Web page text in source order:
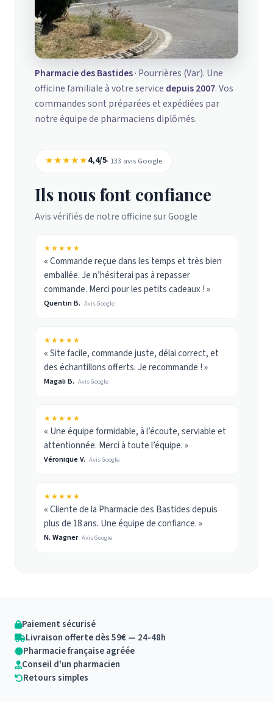
Pharmacie des Bastides· Pourrières (Var). Une
officine familiale à votre service depuis 2007. Vos
commandes sont préparées et expédiées par
notre équipe de pharmaciens diplômés.
★★★★★4,4/5· 133 avis Google
Ils nous font confiance
Avis vérifiés de notre officine sur Google
★★★★★
« Commande reçue dans les temps et très bien
emballée. Je n’hésiterai pas à repasser
commande. Merci pour les petits cadeaux ! »
Quentin B. Avis Google
★★★★★
« Site facile, commande juste, délai correct, et
des échantillons offerts. Je recommande ! »
Magali B. Avis Google
★★★★★
« Une équipe formidable, à l’écoute, serviable et
attentionnée. Merci à toute l’équipe. »
Véronique V. Avis Google
★★★★★
« Cliente de la Pharmacie des Bastides depuis
plus de 18 ans. Une équipe de confiance. »
N. Wagner Avis Google
Paiement sécurisé
Livraison offerte dès 59€ — 24-48h
Pharmacie française agréée
Conseil d'un pharmacien
Retours simples